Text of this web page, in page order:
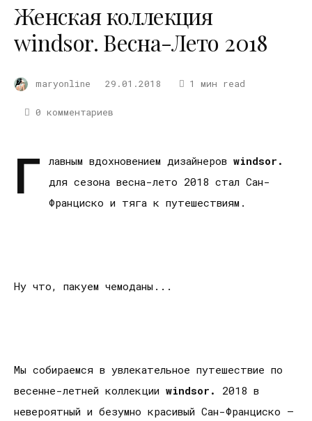
Женская коллекция
windsor. Весна-Лето 2018
maryonline 29.01.2018 1 мин read
0 комментариев
Г лавным вдохновением дизайнеров windsor.
для сезона весна-лето 2018 стал Сан-
Франциско и тяга к путешествиям.
Ну что, пакуем чемоданы...
Мы собираемся в увлекательное путешествие по
весенне-летней коллекции windsor.
2018 в
невероятный и безумно красивый Сан-Франциско –